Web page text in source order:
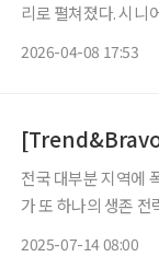
리로 펼쳐졌다. 시니어 매거진 ‘브라보 마이 라이프’가 주최한 ‘브라보 골든 보그 2026’이 8일
2026-04-08 17:53
[Trend&Bravo]
전국 대부분 지역에
가 또 하나의 생존
2025-07-14 08:00